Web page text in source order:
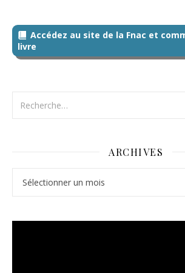
Accédez au site de la Fnac et
livre
ARCHIVES